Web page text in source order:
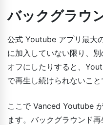
バックグラウ
公式 Youtube アプリ最大
に加入していない限り、
オフにしたりすると、
で再生し続けられないこと
ここで Vanced Youtube
ます。バックグラウンド